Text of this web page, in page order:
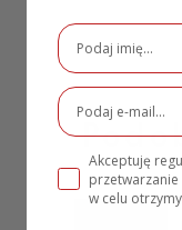
Akceptuję
w celu